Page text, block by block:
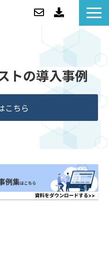
ー
/BLOG
トの導入事例
こちら